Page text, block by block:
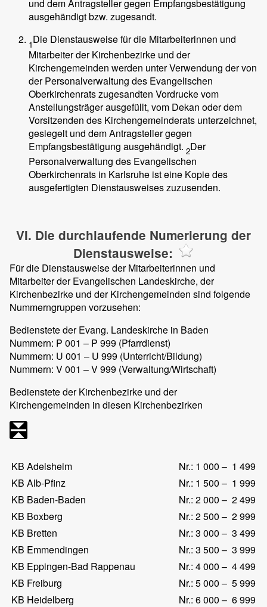
und dem Antragsteller gegen Empfangsbestätigung
ausgehändigt bzw. zugesandt.
1Die Dienstausweise für die Mitarbeiterinnen und
Mitarbeiter der Kirchenbezirke und der
Kirchengemeinden werden unter Verwendung der von
der Personalverwaltung des Evangelischen
Oberkirchenrats zugesandten Vordrucke vom
Anstellungsträger ausgefüllt, vom Dekan oder dem
Vorsitzenden des Kirchengemeinderats unterzeichnet,
gesiegelt und dem Antragsteller gegen
Empfangsbestätigung ausgehändigt. 2Der
Personalverwaltung des Evangelischen
Oberkirchenrats in Karlsruhe ist eine Kopie des
ausgefertigten Dienstausweises zuzusenden.
VI. Die durchlaufende Numerierung der
Dienstausweise:
Für die Dienstausweise der Mitarbeiterinnen und
Mitarbeiter der Evangelischen Landeskirche, der
Kirchenbezirke und der Kirchengemeinden sind folgende
Nummerngruppen vorzusehen:
Bedienstete der Evang. Landeskirche in Baden
Nummern: P 001 – P 999 (Pfarrdienst)
Nummern: U 001 – U 999 (Unterricht/Bildung)
Nummern: V 001 – V 999 (Verwaltung/Wirtschaft)
Bedienstete der Kirchenbezirke und der
Kirchengemeinden in diesen Kirchenbezirken
KB Adelsheim
Nr.: 1 000 – 1 499
KB Alb-Pfinz
Nr.: 1 500 – 1 999
KB Baden-Baden
Nr.: 2 000 – 2 499
KB Boxberg
Nr.: 2 500 – 2 999
KB Bretten
Nr.: 3 000 – 3 499
KB Emmendingen
Nr.: 3 500 – 3 999
KB Eppingen-Bad Rappenau
Nr.: 4 000 – 4 499
KB Freiburg
Nr.: 5 000 – 5 999
KB Heidelberg
Nr.: 6 000 – 6 999